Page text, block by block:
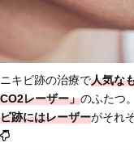
ニキビ跡の治療で人気な
CO2レーザー」のふたつ。
ビ跡にはレーザーがそれ